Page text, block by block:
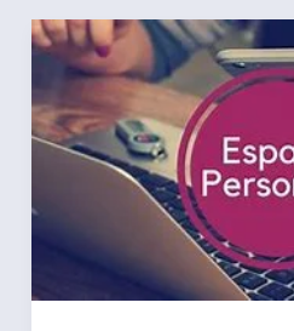
Didacticiel
du
site